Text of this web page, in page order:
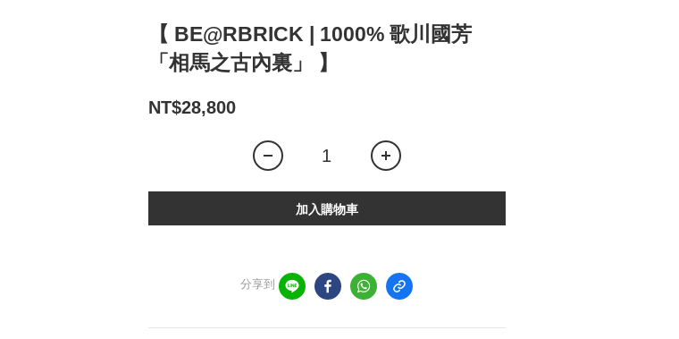
【 BE@RBRICK | 1000% 歌川國芳
「相馬之古內裏」 】
NT$28,800
加入購物車
分享到